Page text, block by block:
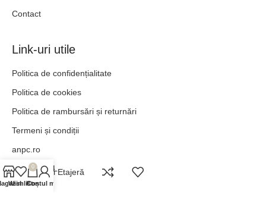
Contact
Link-uri utile
Politica de confidențialitate
Politica de cookies
Politica de rambursări și returnări
Termeni și condiții
anpc.ro
ANPC - SALRieti Etajeră
Wishlist
0
Coș
Contul meu